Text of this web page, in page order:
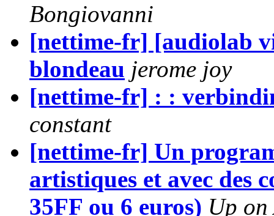
Bongiovanni
[nettime-fr] [audiolab
blondeau jerome joy
[nettime-fr] : :
constant
[nettime-fr] Un
artistiques et avec des
35FF ou 6 euros) Up